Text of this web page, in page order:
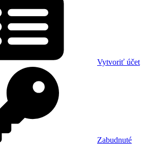
Vytvoriť účet
Zabudnuté